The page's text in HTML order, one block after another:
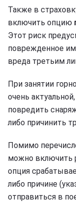
Также в
включить опцию
Этот риск
поврежденное
вреда третьим
При занятии
очень
повредить
либо причинить
Помимо
можно включить
опция
либо причине
отправиться в